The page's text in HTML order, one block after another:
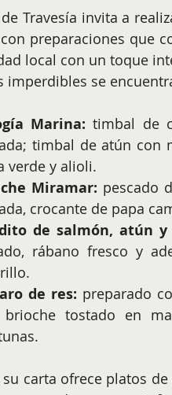
Travesía invita a
preparaciones que
local con un toque
imperdibles se
Marina: timbal de
timbal de atún con
verde y alioli.
Miramar: pescado
crocante de papa
de salmón, atún y
rábano fresco y
de res: preparado
brioche tostado en
su carta ofrece platos